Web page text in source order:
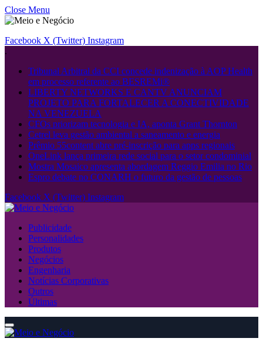
Close Menu
Facebook X (Twitter) Instagram
.
Tribunal Arbitral da CCI concede indenização à AOP Health
em processo referente ao BESREMi®
LIBERTY NETWORKS E CANTV ANUNCIAM
PROJETO PARA FORTALECER A CONECTIVIDADE
NA VENEZUELA
CFOs priorizam tecnologia e IA, aponta Grant Thornton
Cetrel leva gestão ambiental a saneamento e energia
Prêmio 55content abre pré-inscrição para apps regionais
OneLink lança primeira rede social para o setor condominial
Mostra Mosaico apresenta abordagem Reggio Emilia no Rio
Espro debate no CONARH o futuro da gestão de pessoas
Facebook X (Twitter) Instagram
Publicidade
Personalidades
Produtos
Negócios
Engenharia
Notícias Corporativas
Outros
Últimas